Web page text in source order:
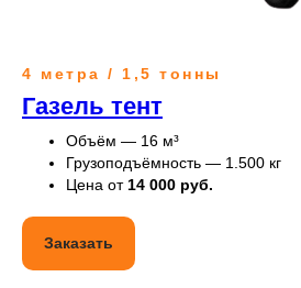
4 метра / 1,5 тонны
Газель тент
Объём — 16 м³
Грузоподъёмность — 1.500 кг
Цена от14 000 руб.
Заказать